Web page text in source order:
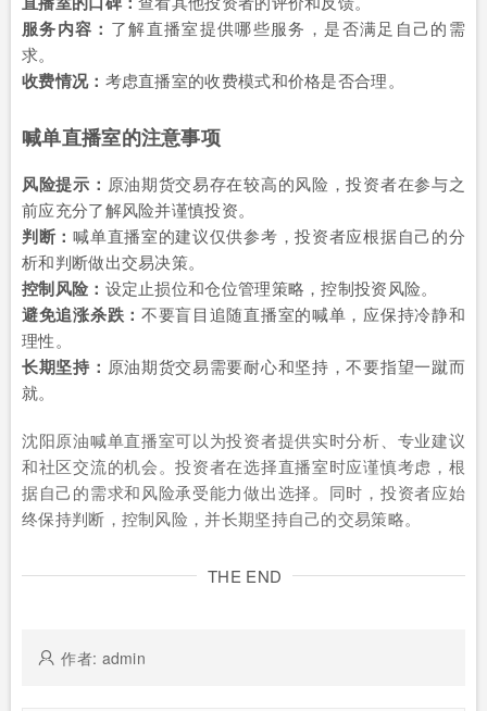
服务内容： 了解直播室提供哪些服务，是否满足自己的需
求。
收费情况： 考虑直播室的收费模式和价格是否合理。
喊单直播室的注意事项
风险提示： 原油期货交易存在较高的风险，投资者在参与之
前应充分了解风险并谨慎投资。
判断：喊单直播室的建议仅供参考，投资者应根据自己的分
析和判断做出交易决策。
控制风险： 设定止损位和仓位管理策略，控制投资风险。
避免追涨杀跌： 不要盲目追随直播室的喊单，应保持冷静和
理性。
长期坚持： 原油期货交易需要耐心和坚持，不要指望一蹴而
就。
沈阳原油喊单直播室可以为投资者提供实时分析、专业建议
和社区交流的机会。投资者在选择直播室时应谨慎考虑，根
据自己的需求和风险承受能力做出选择。同时，投资者应始
终保持判断，控制风险，并长期坚持自己的交易策略。
THE END
作者: admin